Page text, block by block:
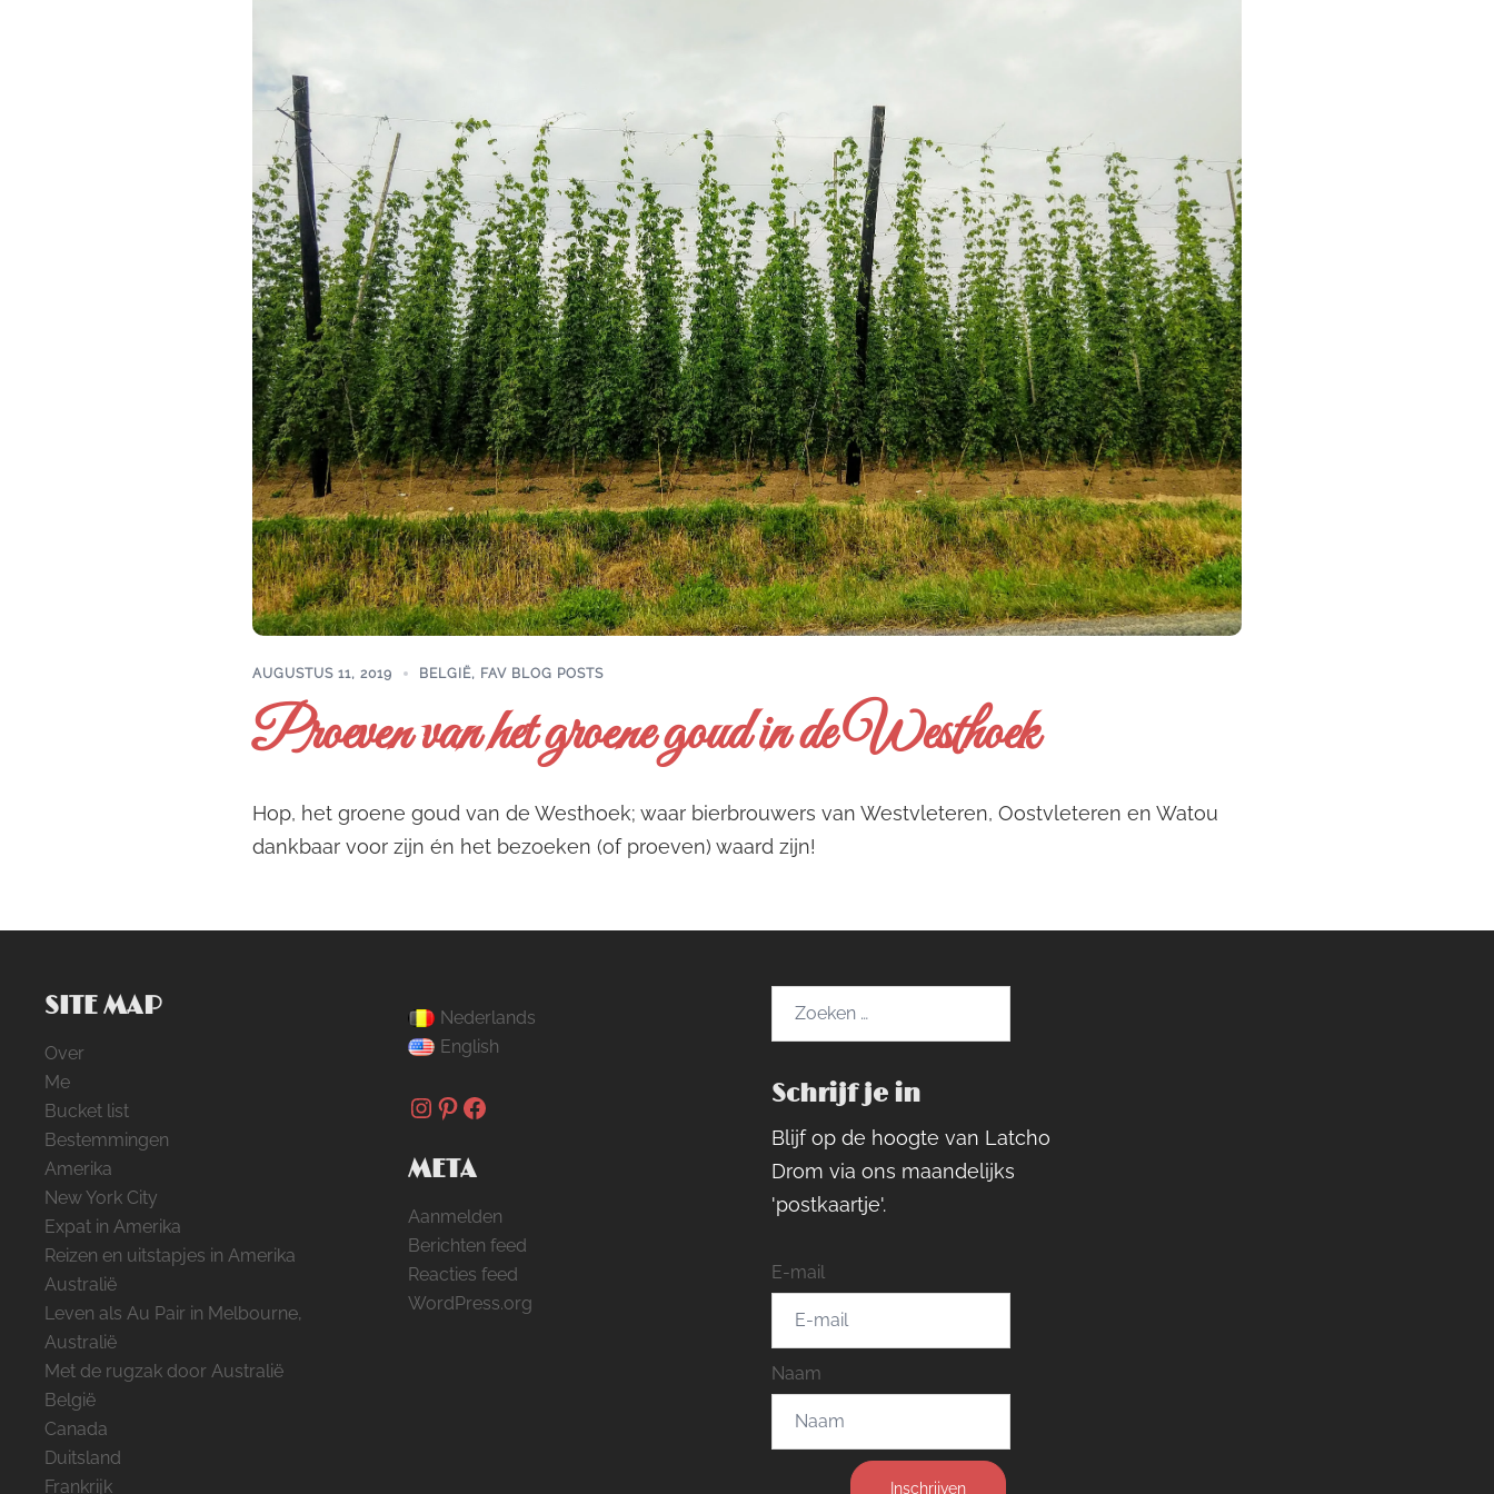
AUGUSTUS 11, 2019 BELGIË, FAV BLOG POSTS
Proeven van het groene goud in de Westhoek
Hop, het groene goud van de Westhoek; waar bierbrouwers van Westvleteren, Oostvleteren en Watou
dankbaar voor zijn én het bezoeken (of proeven) waard zijn!
SITE MAP
Over
Me
Bucket list
Bestemmingen
Amerika
New York City
Expat in Amerika
Reizen en uitstapjes in Amerika
Australië
Leven als Au Pair in Melbourne,
Australië
Met de rugzak door Australië
België
Canada
Duitsland
Frankrijk
Nederlands
English
Instagram
Pinterest
Facebook
META
Aanmelden
Berichten feed
Reacties feed
WordPress.org
Schrijf je in
Blijf op de hoogte van Latcho
Drom via ons maandelijks
'postkaartje'.
E-mail
Naam
Inschrijven